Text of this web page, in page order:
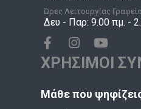
Ώρες Λειτουργίας
Δευ - Παρ: 9.00 πμ. -
ΧΡΗΣΙΜΟΙ
Μάθε που